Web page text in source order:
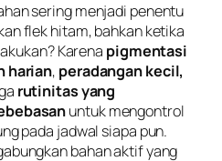
sering menjadi penentu
flek hitam, bahkan ketika
Karena pigmentasi
harian, peradangan kecil,
rutinitas yang
untuk mengontrol
pada jadwal siapa pun.
bahan aktif yang